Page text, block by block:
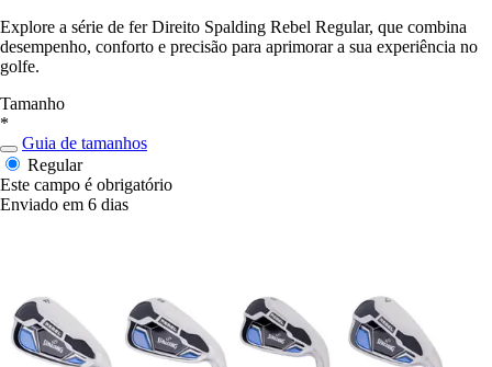
Explore a série de fer Direito Spalding Rebel Regular, que combina
desempenho, conforto e precisão para aprimorar a sua experiência no
golfe.
Tamanho
*
Guia de tamanhos
Regular
Este campo é obrigatório
Enviado em 6 dias